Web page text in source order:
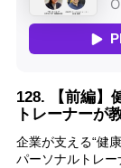
128. 【前編】
トレーナーが
企業が支える“健
パーソナルトレー